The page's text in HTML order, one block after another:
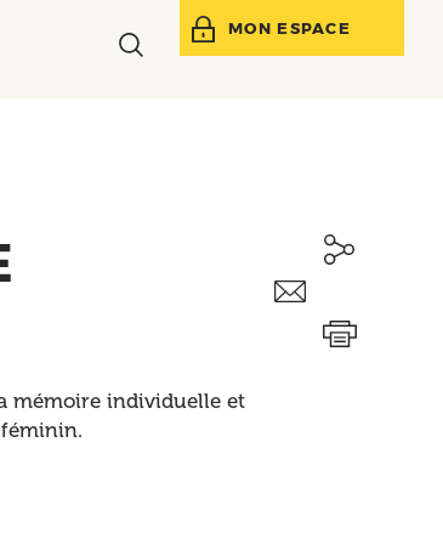
Toggle
MON ESPACE
mémoire individuelle et